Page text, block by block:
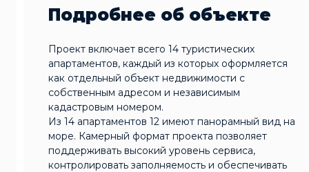
Подробнее об объекте
Проект включает всего 14 туристических
апартаментов, каждый из которых оформляется
как отдельный объект недвижимости с
собственным адресом и независимым
кадастровым номером.
Из 14 апартаментов 12 имеют панорамный вид на
море. Камерный формат проекта позволяет
поддерживать высокий уровень сервиса,
контролировать заполняемость и обеспечивать